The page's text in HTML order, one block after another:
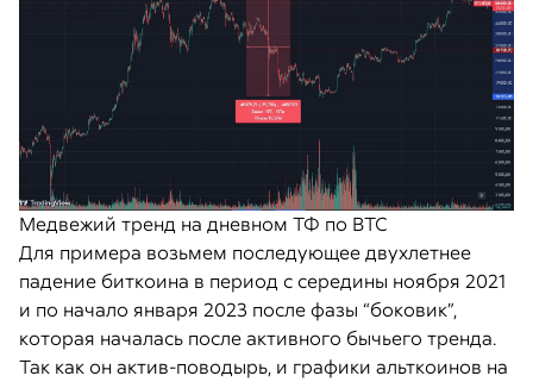
Медвежий тренд на дневном ТФ по BTC
Для примера возьмем последующее двухлетнее
падение биткоина в период с середины ноября 2021
и по начало января 2023 после фазы “боковик”,
которая началась после активного бычьего тренда.
Так как он актив-поводырь, и графики альткоинов на